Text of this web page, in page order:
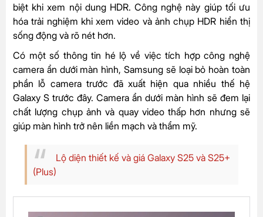
biệt khi xem nội dung HDR. Công nghệ này giúp tối ưu
hóa trải nghiệm khi xem video và ảnh chụp HDR hiển thị
sống động và rõ nét hơn.
Có một số thông tin hé lộ về việc tích hợp công nghệ
camera ẩn dưới màn hình, Samsung sẽ loại bỏ hoàn toàn
phần lỗ camera trước đã xuất hiện qua nhiều thế hệ
Galaxy S trước đây. Camera ẩn dưới màn hình sẽ đem lại
chất lượng chụp ảnh và quay video thấp hơn nhưng sẽ
giúp màn hình trở nên liền mạch và thẩm mỹ.
Lộ diện thiết kế và giá Galaxy S25 và S25+
(Plus)